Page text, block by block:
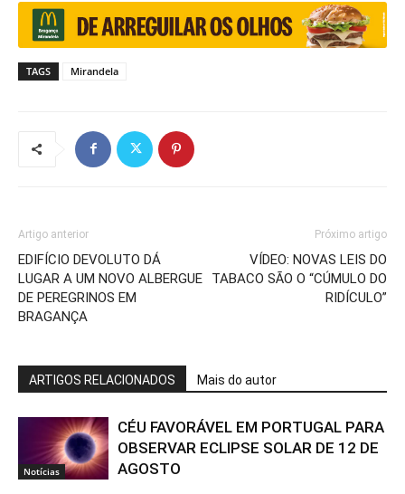
TAGS Mirandela
Artigo anterior
EDIFÍCIO DEVOLUTO DÁ
LUGAR A UM NOVO ALBERGUE
DE PEREGRINOS EM
BRAGANÇA
Próximo artigo
VÍDEO: NOVAS LEIS DO
TABACO SÃO O “CÚMULO DO
RIDÍCULO”
ARTIGOS RELACIONADOS Mais do autor
Notícias
CÉU FAVORÁVEL EM PORTUGAL PARA
OBSERVAR ECLIPSE SOLAR DE 12 DE
AGOSTO